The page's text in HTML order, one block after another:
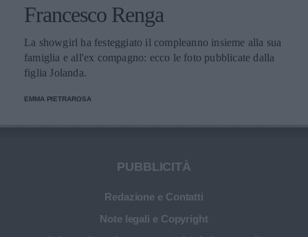
Francesco Renga
La showgirl ha festeggiato il compleanno insieme alla sua
famiglia e all'ex compagno: ecco le foto pubblicate dalla
figlia Jolanda.
EMMA PIETRAROSA
PUBBLICITÀ
Redazione e Contatti
Note legali e Copyright